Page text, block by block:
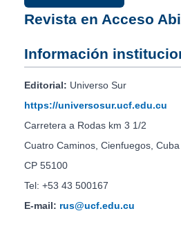
Revista en Acceso
Información
Editorial: Universo Sur
https://universosur.ucf.edu.cu
Carretera a Rodas km 3 1/2
Cuatro Caminos, Cienfuegos, Cuba
CP 55100
Tel: +53 43 500167
E-mail: rus@ucf.edu.cu